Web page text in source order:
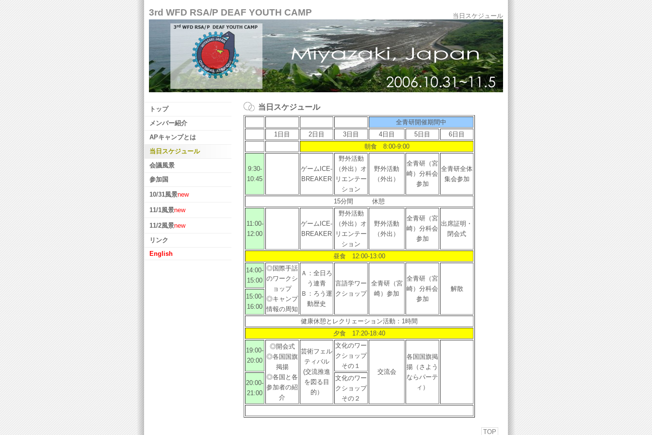
3rd WFD RSA/P DEAF YOUTH CAMP 当日スケジュール
トップ
メンバー紹介
APキャンプとは
当日スケジュール
会議風景
参加国
10/31風景new
11/1風景new
11/2風景new
リンク
English
当日スケジュール
全青研開催期間中
1日目
2日目 3日目 4日目 5日目
6日目
朝食 8:00-9:00
9:30-
10:45
ゲームICE-
BREAKER
野外活動
（外出）オ
リエンテー
ション
野外活動
（外出）
全青研（宮
崎）分科会
参加
全青研全体
集会参加
15分間 休憩
11:00-
12:00
ゲームICE-
BREAKER
野外活動
（外出）オ
リエンテー
ション
野外活動
（外出）
全青研（宮
崎）分科会
参加
出席証明・
閉会式
昼食 12:00-13:00
14:00-
15:00
◎国際手話
のワークシ
ョップ
◎キャンプ
情報の周知
Ａ：全日ろ
う連青
Ｂ：ろう運
動歴史
言語学ワー
クショップ
全青研（宮
崎）参加
全青研（宮
崎）分科会
参加
解散
15:00-
16:00
健康休憩とレクリェーション活動：1時間
夕食 17:20-18:40
19:00-
20:00
◎開会式
◎各国国旗
掲揚
◎各国と各
参加者の紹
介
芸術フェル
ティバル
(交流推進
を図る目
的）
文化のワー
クショップ
その１
交流会
各国国旗掲
揚（さよう
ならパーテ
ィ）
20:00-
21:00
文化のワー
クショップ
その２
TOP